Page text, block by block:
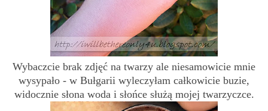
Wybaczcie brak zdjęć na twarzy ale niesamowicie mnie
wysypało - w Bułgarii wyleczyłam całkowicie buzie,
widocznie słona woda i słońce służą mojej twarzyczce.